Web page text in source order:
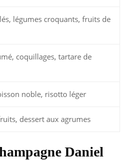
légumes croquants, fruits de
coquillages, tartare de
noble, risotto léger
dessert aux agrumes
Daniel